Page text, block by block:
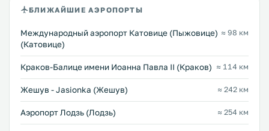
БЛИЖАЙШИЕ АЭРОПОРТЫ
Международный аэропорт Катовице (Пыжовице)
(Катовице)
≈ 98 км
Краков-Балице имени Иоанна Павла II (Краков) ≈ 114 км
Жешув - Jasionka (Жешув) ≈ 242 км
Аэропорт Лодзь (Лодзь) ≈ 254 км